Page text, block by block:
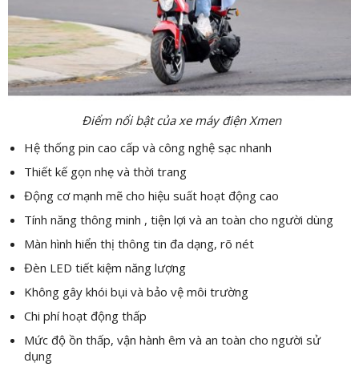
Điểm nổi bật của xe máy điện Xmen
Hệ thống pin cao cấp và công nghệ sạc nhanh
Thiết kế gọn nhẹ và thời trang
Động cơ mạnh mẽ cho hiệu suất hoạt động cao
Tính năng thông minh , tiện lợi và an toàn cho người dùng
Màn hình hiển thị thông tin đa dạng, rõ nét
Đèn LED tiết kiệm năng lượng
Không gây khói bụi và bảo vệ môi trường
Chi phí hoạt động thấp
Mức độ ồn thấp, vận hành êm và an toàn cho người sử
dụng